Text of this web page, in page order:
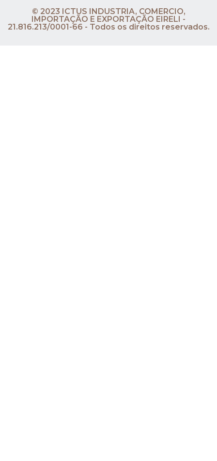
© 2023 ICTUS INDUSTRIA, COMERCIO,
IMPORTAÇÃO E EXPORTAÇÃO EIRELI -
21.816.213/0001-66 - Todos os direitos reservados.